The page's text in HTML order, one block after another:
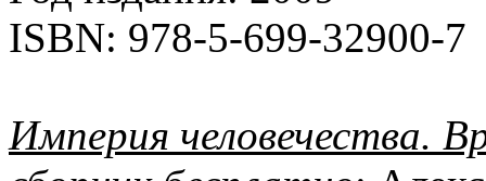
ISBN: 978-5-699-32900-7
Империя человечества.